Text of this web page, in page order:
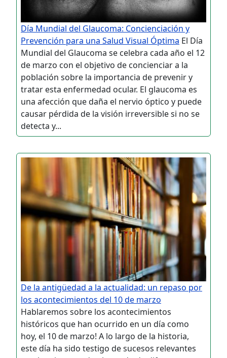
Día Mundial del Glaucoma: Concienciación y
Prevención para una Salud Visual Óptima El Día
Mundial del Glaucoma se celebra cada año el 12
de marzo con el objetivo de concienciar a la
población sobre la importancia de prevenir y
tratar esta enfermedad ocular. El glaucoma es
una afección que daña el nervio óptico y puede
causar pérdida de la visión irreversible si no se
detecta y...
De la antigüedad a la actualidad: un repaso por
los acontecimientos del 10 de marzo
Hablaremos sobre los acontecimientos
históricos que han ocurrido en un día como
hoy, el 10 de marzo! A lo largo de la historia,
este día ha sido testigo de sucesos relevantes